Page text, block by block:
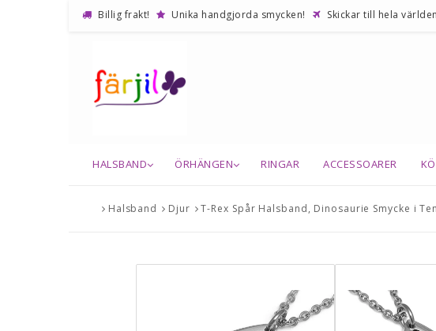
Billig frakt! Unika handgjorda smycken! Skickar till hela
HALSBAND ÖRHÄNGEN RINGAR ACCESSOARER
Halsband Djur T-Rex Spår Halsband, Dinosaurie Smycke i